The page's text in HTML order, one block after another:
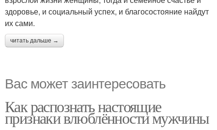
здоровье, и социальный успех, и благосостояние найдут
их сами.
читать дальше →
Вас может заинтересовать
Как распознать настоящие
признаки влюблённости мужчины